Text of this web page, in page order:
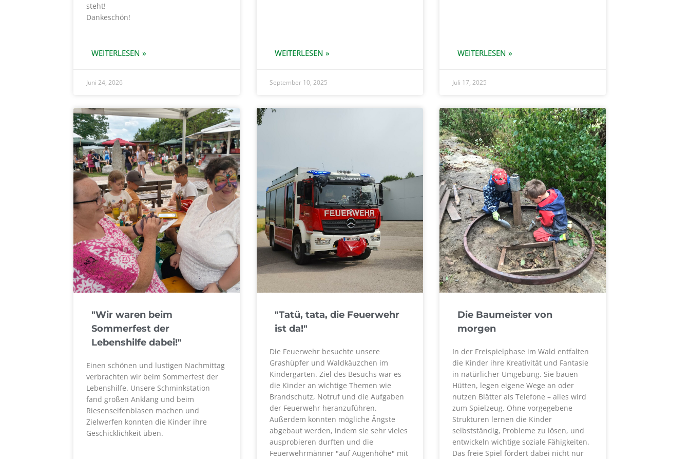
steht!
Dankeschön!
WEITERLESEN »
Juni 24, 2026
WEITERLESEN »
September 10, 2025
WEITERLESEN »
Juli 17, 2025
"Wir waren beim
Sommerfest der
Lebenshilfe dabei!"
Einen schönen und lustigen Nachmittag
verbrachten wir beim Sommerfest der
Lebenshilfe. Unsere Schminkstation
fand großen Anklang und beim
Riesenseifenblasen machen und
Zielwerfen konnten die Kinder ihre
Geschicklichkeit üben.
"Tatü, tata, die Feuerwehr
ist da!"
Die Feuerwehr besuchte unsere
Grashüpfer und Waldkäuzchen im
Kindergarten. Ziel des Besuchs war es
die Kinder an wichtige Themen wie
Brandschutz, Notruf und die Aufgaben
der Feuerwehr heranzuführen.
Außerdem konnten mögliche Ängste
abgebaut werden, indem sie sehr vieles
ausprobieren durften und die
Feuerwehrmänner "auf Augenhöhe" mit
Die Baumeister von
morgen
In der Freispielphase im Wald entfalten
die Kinder ihre Kreativität und Fantasie
in natürlicher Umgebung. Sie bauen
Hütten, legen eigene Wege an oder
nutzen Blätter als Telefone – alles wird
zum Spielzeug. Ohne vorgegebene
Strukturen lernen die Kinder
selbstständig, Probleme zu lösen, und
entwickeln wichtige soziale Fähigkeiten.
Das freie Spiel fördert dabei nicht nur